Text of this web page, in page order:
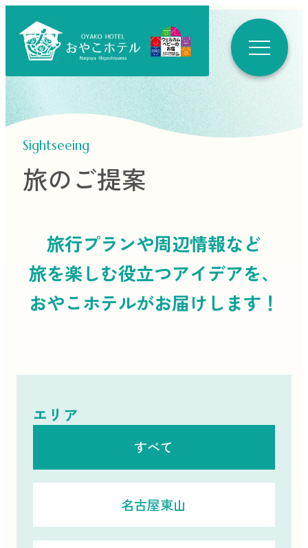
Sightseeing
旅のご提案
旅行プランや周辺情報など
旅を楽しむ役立つアイデアを、
おやこホテルがお届けします！
エリア
すべて
名古屋東山